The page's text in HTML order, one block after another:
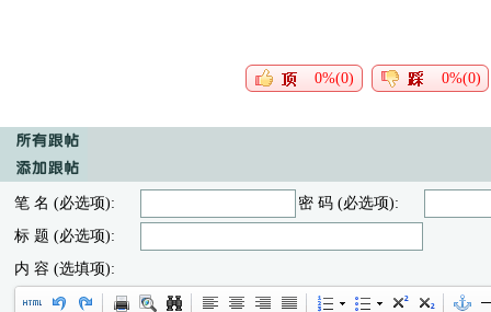
0%(0) 0%(0)
笔 名 (必选项):
密 码 (必选项):
标 题 (必选项):
内 容 (选填项):